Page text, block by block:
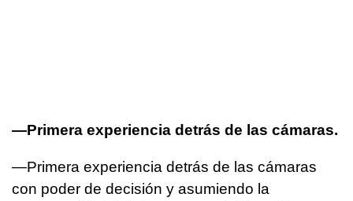
—Primera experiencia detrás de las cámaras.
—Primera experiencia detrás de las cámaras
con poder de decisión y asumiendo la